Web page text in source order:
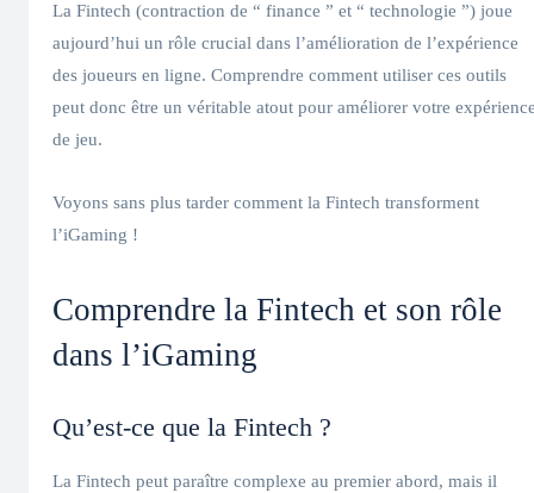
La Fintech (contraction de “ finance ” et “ technologie ”) joue
aujourd’hui un rôle crucial dans l’amélioration de l’expérience
des joueurs en ligne. Comprendre comment utiliser ces outils
peut donc être un véritable atout pour améliorer votre
de jeu.
Voyons sans plus tarder comment la Fintech transforment
l’iGaming !
Comprendre la Fintech et son rôle
dans l’iGaming
Qu’est-ce que la Fintech ?
La Fintech peut paraître complexe au premier abord, mais il